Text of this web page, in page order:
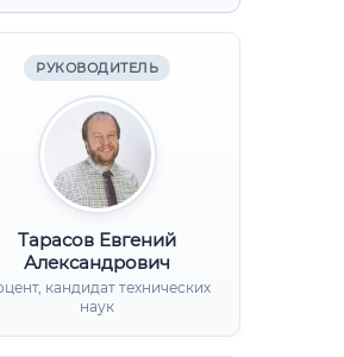
РУКОВОДИТЕЛЬ
Тарасов Евгений
Александрович
кандидат технических
наук